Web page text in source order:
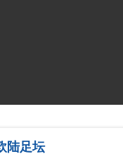
陆足坛